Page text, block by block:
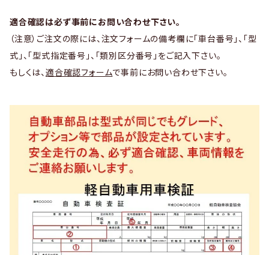
適合確認は必ず事前にお問い合わせ下さい。
（注意）ご注文の際には、注文フォームの備考欄に「車台番号」、「型
式」、「型式指定番号」、「類別区分番号」をご記入下さい。
もしくは、 適合確認フォームで事前にお問い合わせ下さい。